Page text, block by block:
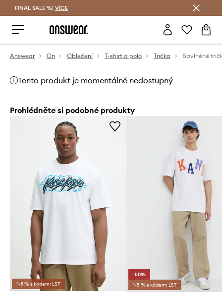
FINAL SALE %! VÍCE
Answear On Oblečení T-shirt a polo Trička Bavlněné
Tento produkt je momentálně nedostupný
Prohlédněte si podobné produkty
*-5 % s kódem: LST
-50%
*-5 % s kódem: LST